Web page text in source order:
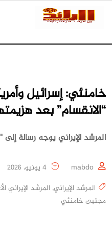
خامنئي: إسرائيل
“الانقسام” بعد
المرشد الإيراني يوجه رسالة إلى
mabdo
المرشد الإيراني, المرشد الإيراني
مجتبى خامنئي